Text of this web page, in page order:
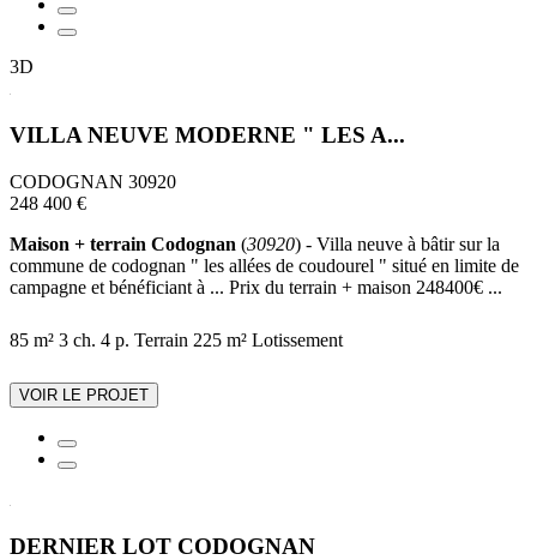
3D
VILLA NEUVE MODERNE " LES A...
CODOGNAN 30920
248 400 €
Maison + terrain Codognan (30920) - Villa neuve à bâtir sur la
commune de codognan " les allées de coudourel " situé en limite de
campagne et bénéficiant à ... Prix du terrain + maison 248400€ ...
85 m² 3 ch. 4 p. Terrain 225 m² Lotissement
VOIR LE PROJET
DERNIER LOT CODOGNAN